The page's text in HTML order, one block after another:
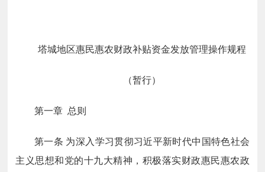
塔城地区惠民惠农财政补贴资金发放管理操作规程
（暂行）
第一章 总则
第一条 为深入学习贯彻习近平新时代中国特色社会
主义思想和党的十九大精神，积极落实财政惠民惠农政